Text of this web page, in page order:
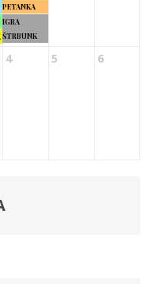
PETANKA
IGRA
ŠTRBUNK
4 5 6